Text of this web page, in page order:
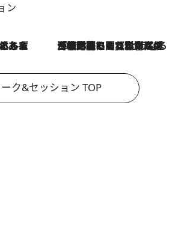
ン
2026.8.3
「住宅建てられない…」「サーチャージ料の高値が続いている」ホルムズ海峡封鎖による影響はいつまで続く？《エネルギー専門家に聞く“どうなる日本の暮らし”》
ーク&セッション TOP